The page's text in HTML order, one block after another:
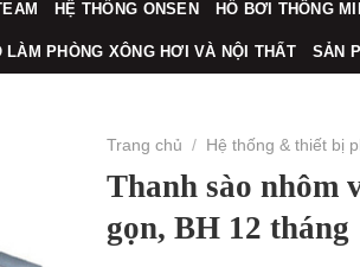
HỆ THỐNG ONSEN HỒ BƠI THÔNG
LÀM PHÒNG XÔNG HƠI VÀ NỘI THẤT SẢN
Trang chủ / Hệ thống & thiết bị
Thanh sào nhôm
gọn, BH 12 tháng